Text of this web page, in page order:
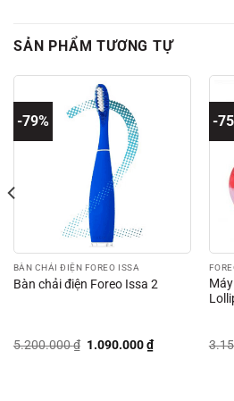
SẢN PHẨM TƯƠNG TỰ
-79%
BÀN CHẢI ĐIỆN FOREO ISSA
Bàn chải điện Foreo Issa 2
5.200.000₫ Giá
1.090.000₫Giá
hiện
-